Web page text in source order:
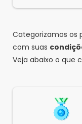
Categorizamos os
com suas
Veja abaixo o que